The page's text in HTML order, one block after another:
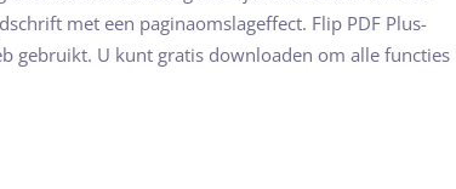
met een paginaomslageffect. Flip PDF Plus-
gebruikt. U kunt gratis downloaden om alle functies